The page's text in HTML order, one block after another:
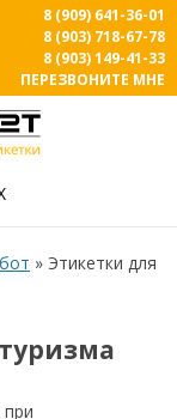
8 (909) 641-36-01
8 (903) 718-67-78
8 (903) 149-41-33
ПЕРЕЗВОНИТЕ МНЕ
» Этикетки для